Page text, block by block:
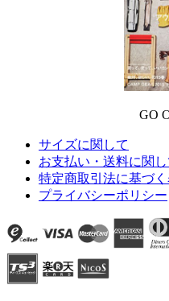
GO
サイズに関して
お支払い・送料に関し
特定商取引法に基づ
プライバシーポリシー